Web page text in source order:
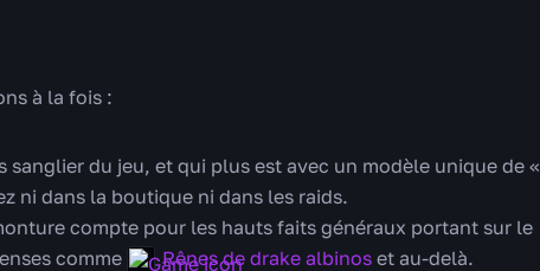
à la fois :
sanglier du jeu, et qui plus est avec un modèle unique de «
ni dans la boutique ni dans les raids.
compte pour les hauts faits généraux portant sur le
comme
Rênes de drake albinos et au-delà.